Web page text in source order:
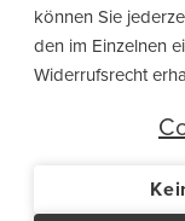
Social Media
können Sie
den im Einzelnen
Widerrufsrecht